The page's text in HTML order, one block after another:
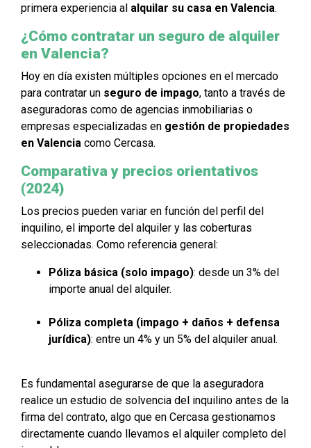
primera experiencia al alquilar su casa en Valencia.
¿Cómo contratar un seguro de alquiler
en Valencia?
Hoy en día existen múltiples opciones en el mercado
para contratar un seguro de impago, tanto a través de
aseguradoras como de agencias inmobiliarias o
empresas especializadas en gestión de propiedades
en Valencia como Cercasa.
Comparativa y precios orientativos
(2024)
Los precios pueden variar en función del perfil del
inquilino, el importe del alquiler y las coberturas
seleccionadas. Como referencia general:
Póliza básica (solo impago): desde un 3% del
importe anual del alquiler.
Póliza completa (impago + daños + defensa
jurídica): entre un 4% y un 5% del alquiler anual.
Es fundamental asegurarse de que la aseguradora
realice un estudio de solvencia del inquilino antes de la
firma del contrato, algo que en Cercasa gestionamos
directamente cuando llevamos el alquiler completo del